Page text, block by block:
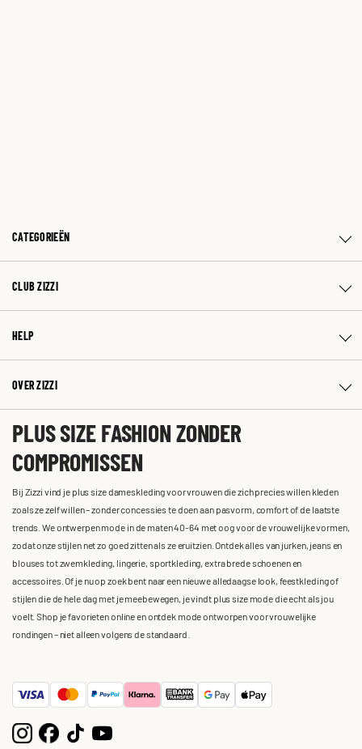
CATEGORIEËN
CLUB ZIZZI
HELP
OVER ZIZZI
PLUS SIZE FASHION ZONDER
COMPROMISSEN
Bij Zizzi vind je plus size dameskleding voor vrouwen die zich precies willen kleden
zoals ze zelf willen – zonder concessies te doen aan pasvorm, comfort of de laatste
trends. We ontwerpen mode in de maten 40-64 met oog voor de vrouwelijke vormen,
zodat onze stijlen net zo goed zitten als ze eruitzien. Ontdek alles van jurken, jeans en
blouses tot zwemkleding, lingerie, sportkleding, extra brede schoenen en
accessoires. Of je nu op zoek bent naar een nieuwe alledaagse look, feestkleding of
stijlen die de hele dag met je meebewegen, je vindt plus size mode die echt als jou
voelt. Shop je favorieten online en ontdek mode ontworpen voor vrouwelijke
rondingen – niet alleen volgens de standaard.